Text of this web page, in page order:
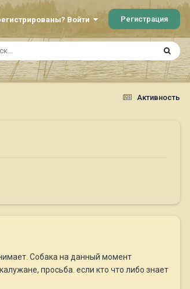
Войти Регистрация
Активность
Собака на данный момент
просьба. если кто что либо знает